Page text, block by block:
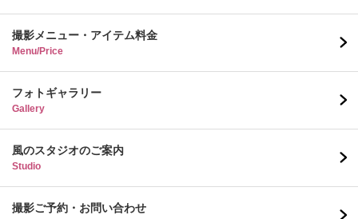
撮影メニュー・アイテム料金
Menu/Price
フォトギャラリー
Gallery
風のスタジオのご案内
Studio
撮影ご予約・お問い合わせ